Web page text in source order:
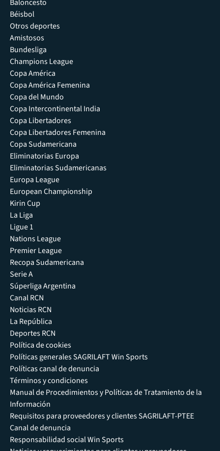
Baloncesto
Béisbol
Otros deportes
Amistosos
Bundesliga
Champions League
Copa América
Copa América Femenina
Copa del Mundo
Copa Intercontinental India
Copa Libertadores
Copa Libertadores Femenina
Copa Sudamericana
Eliminatorias Europa
Eliminatorias Sudamericanas
Europa League
European Championship
Kirin Cup
La Liga
Ligue 1
Nations League
Premier League
Recopa Sudamericana
Serie A
Súperliga Argentina
Canal RCN
Noticias RCN
La República
Deportes RCN
Política de cookies
Políticas generales SAGRILAFT Win Sports
Políticas canal de denuncia
Términos y condiciones
Manual de Procedimientos y Políticas de Tratamiento de la
Información
Requisitos para proveedores y clientes SAGRILAFT-PTEE
Canal de denuncia
Responsabilidad social Win Sports